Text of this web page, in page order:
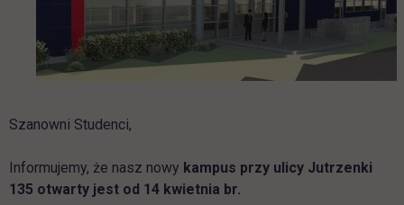
Szanowni Studenci,
Informujemy, że nasz nowy kampus przy ulicy Jutrzenki
135 otwarty jest od 14 kwietnia br.